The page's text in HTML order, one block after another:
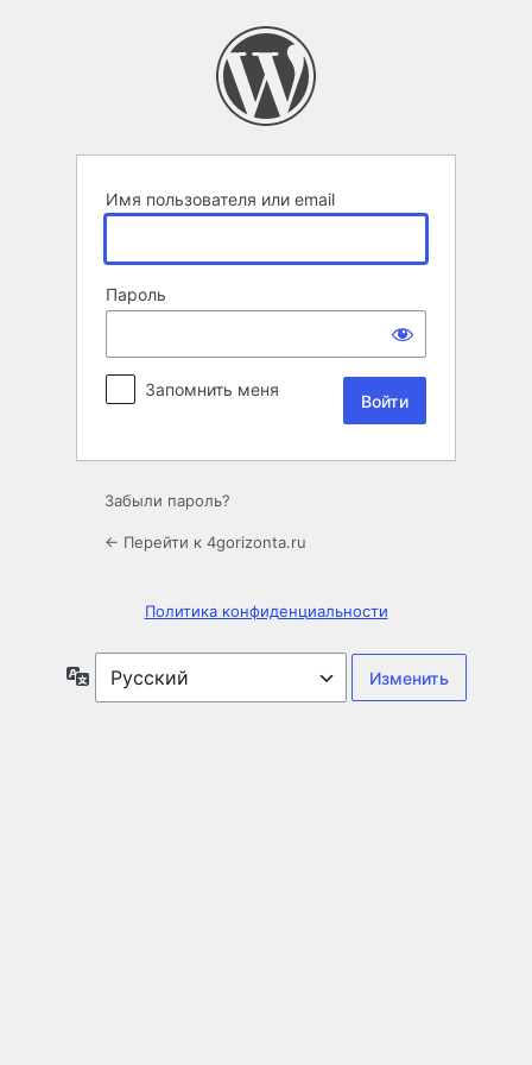
Имя пользователя или email
Пароль
Запомнить меня
Забыли пароль?
← Перейти к 4gorizonta.ru
Политика конфиденциальности
Язык